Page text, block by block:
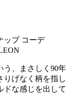
う、まさしく90年
りげなく柄を指し
ドな感じを出して